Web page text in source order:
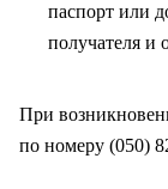
паспорт или
получателя и
При
по номеру (050)